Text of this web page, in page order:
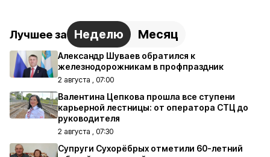
Лучшее за Неделю Месяц
Александр Шуваев обратился к
железнодорожникам в профпраздник
2 августа , 07:00
Валентина Цепкова прошла все ступени
карьерной лестницы: от оператора СТЦ до
руководителя
2 августа , 07:30
Супруги Сухорёбрых отметили 60-летний